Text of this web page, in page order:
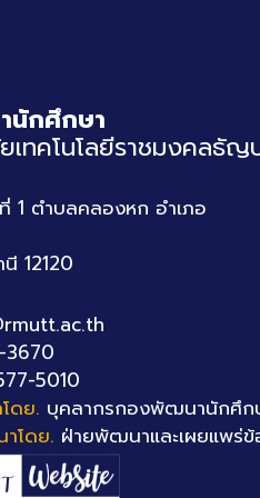
กศึกษา
เทคโนโลยีราชมงคลธัญ
1 ตำบลคลองหก อำเภอ
12120
5010
ดย. บุคลากรกองพัฒนานักศึก
โดย. ฝ่ายพัฒนาและเผยแพร่